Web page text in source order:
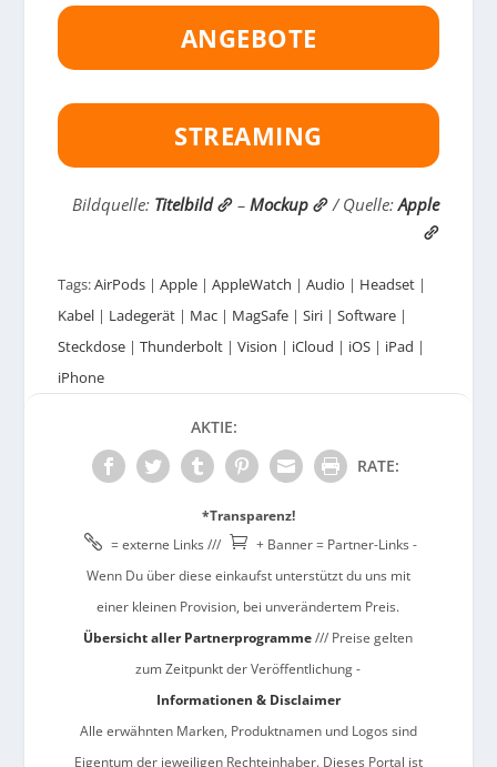
ANGEBOTE
STREAMING
Bildquelle: Titelbild – Mockup / Quelle:Apple
Tags:AirPods |Apple |AppleWatch |Audio | Headset |
Kabel | Ladegerät | Mac | MagSafe |Siri |Software |
Steckdose |Thunderbolt |Vision | iCloud | iOS | iPad |
iPhone
AKTIE:
RATE:
*Transparenz!
 = externe Links ///  + Banner = Partner-Links -
Wenn Du über diese einkaufst unterstützt du uns mit
einer kleinen Provision, bei unverändertem Preis.
Übersicht aller Partnerprogramme/// Preise gelten
zum Zeitpunkt der Veröffentlichung -
Informationen & Disclaimer
Alle erwähnten Marken, Produktnamen und Logos sind
Eigentum der jeweiligen Rechteinhaber. Dieses Portal ist